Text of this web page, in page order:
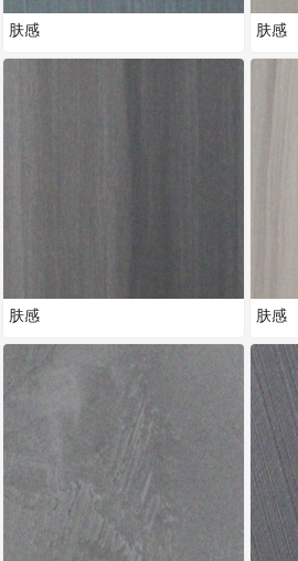
肤感
肤感
肤感
肤感